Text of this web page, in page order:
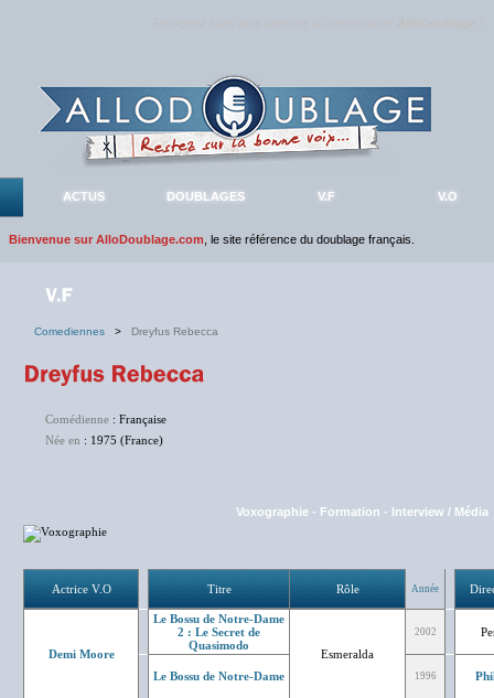
ACTUS DOUBLAGES V.F V.O
Bienvenue sur AlloDoublage.com , le site référence du doublage français.
Comediennes > Dreyfus Rebecca
Comédienne : Française
Née en : 1975 (France)
Voxographie - Formation - Interview / Média
Actrice V.O Titre Rôle Année
Demi Moore
Le Bossu de Notre-Dame
2 : Le Secret de
Quasimodo
Esmeralda
2002
Le Bossu de Notre-Dame 1996